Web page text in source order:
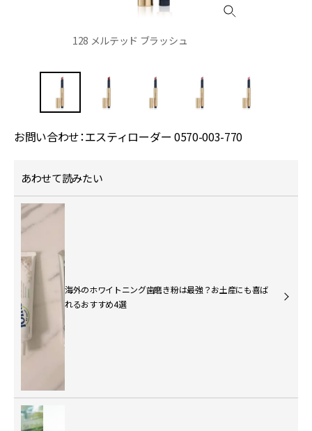
128 メルテッド ブラッシュ
お問い合わせ：エスティローダー 0570-003-770
あわせて読みたい
海外のホワイトニング歯磨き粉は最強？お土産にも喜ば
れるおすすめ4選